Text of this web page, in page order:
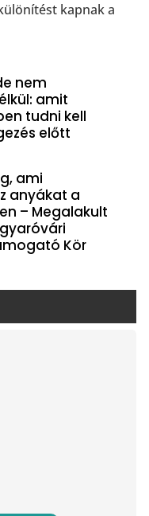
kapnak a
nem
amit
tudni kell
előtt
ami
anyákat a
– Megalakult
Kör